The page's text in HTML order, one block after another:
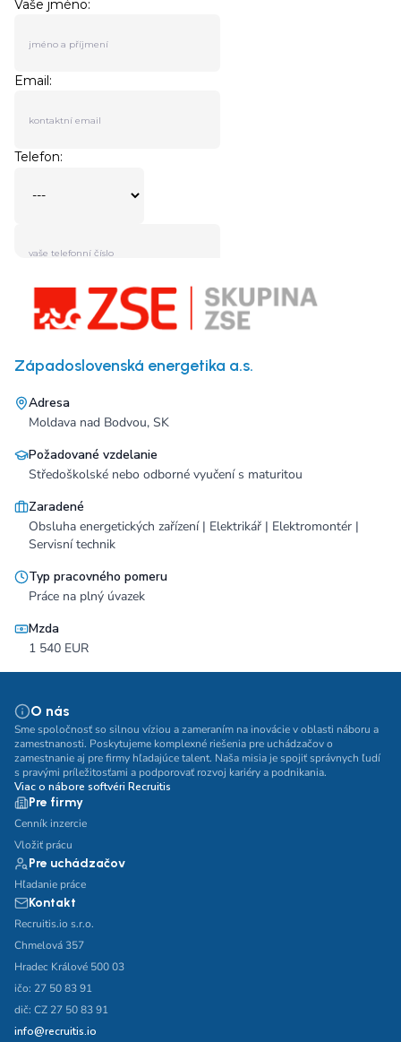
Západoslovenská energetika a.s.
Adresa
Moldava nad Bodvou, SK
Požadované vzdelanie
Středoškolské nebo odborné vyučení s maturitou
Zaradené
Obsluha energetických zařízení | Elektrikář | Elektromontér |
Servisní technik
Typ pracovného pomeru
Práce na plný úvazek
Mzda
1 540 EUR
O nás
Sme spoločnosť so silnou víziou a zameraním na inovácie v oblasti náboru a
zamestnanosti. Poskytujeme komplexné riešenia pre uchádzačov o
zamestnanie aj pre firmy hľadajúce talent. Naša misia je spojiť správnych ľudí
s pravými príležitosťami a podporovať rozvoj kariéry a podnikania.
Viac o nábore softvéri Recruitis
Pre firmy
Cenník inzercie
Vložiť prácu
Pre uchádzačov
Hľadanie práce
Kontakt
Recruitis.io s.r.o.
Chmelová 357
Hradec Králové 500 03
ičo: 27 50 83 91
dič: CZ 27 50 83 91
info@recruitis.io